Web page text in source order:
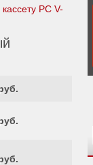
PC V-